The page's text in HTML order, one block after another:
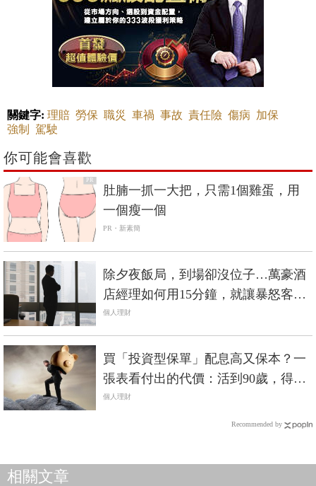
關鍵字: 理賠 勞保 職災 車禍 事故 責任險 傷病 加保
強制
駕駛
你可能會喜歡
PR
肚腩一抓一大把，只需1個雞蛋，用
一個瘦一個
PR・新素簡
除夕夜飯局，到場卻沒位子…萬豪酒
店經理如何用15分鐘，就讓暴怒客人
開心坐定？
個人理財
買「投資型保單」配息高又保本？一
張表看付出的代價：活到90歲，得繳
100多萬「危險保費」！
個人理財
Recommended by
相關文章